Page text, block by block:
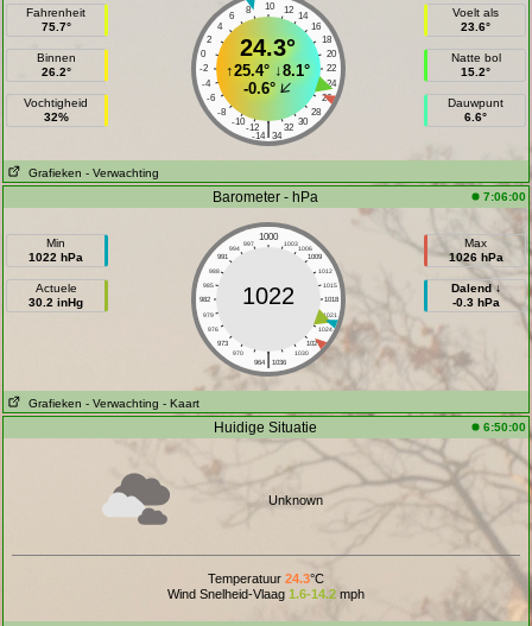
Fahrenheit
75.7°
Binnen
26.2°
Vochtigheid
32%
10
8 12
6
14
4
16
2
18
0
20
-2
22
-4
24
-6
26
-8
28
-10
30
-12 32
|
-14 34
24.3°
↑25.4° ↓8.1°
-0.6°
Voelt als
23.6°
Natte bol
15.2°
Dauwpunt
6.6°
Grafieken - Verwachting
Barometer - hPa 7:06:00
Min
1022 hPa
Actuele
30.2 inHg
1000
997 1003
994
1006
991
1009
988
1012
985
1015
982
1018
979
1021
976
1024
973
1027
970
1030
|
964 1036
1022
Max
1026 hPa
Dalend ↓
-0.3 hPa
Grafieken - Verwachting - Kaart
Huidige Situatie 6:50:00
Unknown
Temperatuur 24.3°C
Wind Snelheid-Vlaag 1.6-14.2mph